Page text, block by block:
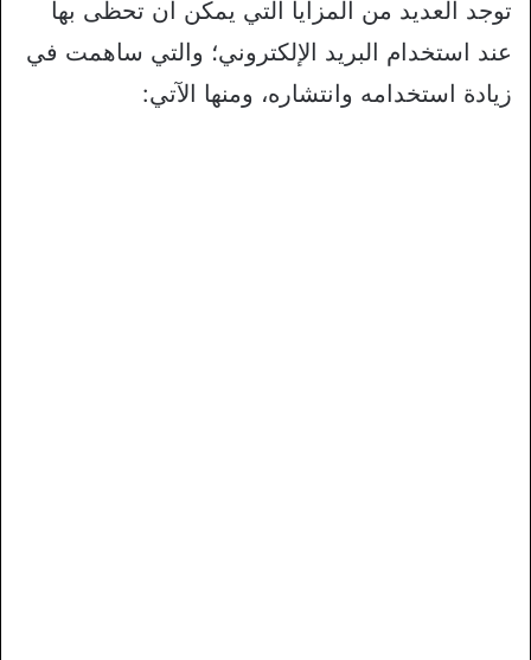
توجد العديد من المزايا التي يمكن أن تحظى بها
عند استخدام البريد الإلكتروني؛ والتي ساهمت في
زيادة استخدامه وانتشاره، ومنها الآتي: